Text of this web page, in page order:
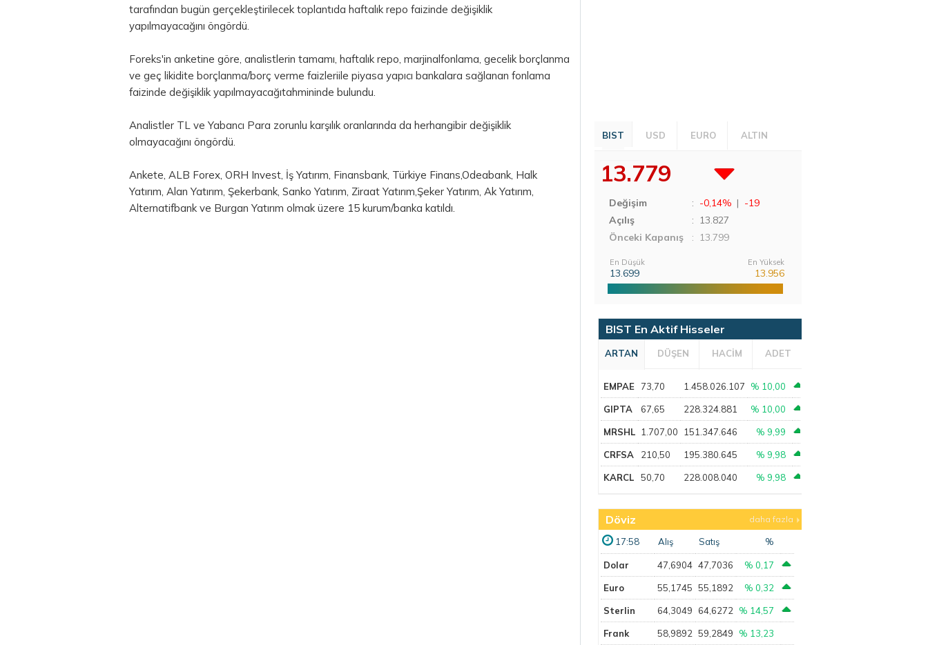
tarafından bugün gerçekleştirilecek toplantıda haftalık repo faizinde değişiklik
yapılmayacağını öngördü.
Foreks'in anketine göre, analistlerin tamamı, haftalık repo, marjinalfonlama, gecelik borçlanma
ve geç likidite borçlanma/borç verme faizleriile piyasa yapıcı bankalara sağlanan fonlama
faizinde değişiklik yapılmayacağıtahmininde bulundu.
Analistler TL ve Yabancı Para zorunlu karşılık oranlarında da herhangibir değişiklik
olmayacağını öngördü.
Ankete, ALB Forex, ORH Invest, İş Yatırım, Finansbank, Türkiye Finans,Odeabank, Halk
Yatırım, Alan Yatırım, Şekerbank, Sanko Yatırım, Ziraat Yatırım,Şeker Yatırım, Ak Yatırım,
Alternatifbank ve Burgan Yatırım olmak üzere 15 kurum/banka katıldı.
BIST USD EURO ALTIN
13.779
Değişim : -0,14% | -19
Açılış
: 13.827
Önceki Kapanış
: 13.799
En Düşük
13.699
En Yüksek
13.956
BIST En Aktif Hisseler
ARTAN DÜŞEN HACİM ADET
EMPAE 73,70 1.458.026.107 % 10,00
GIPTA 67,65 228.324.881 % 10,00
MRSHL 1.707,00 151.347.646 % 9,99
CRFSA 210,50 195.380.645 % 9,98
KARCL 50,70 228.008.040 % 9,98
Döviz daha fazla
17:58 Alış Satış %
Dolar 47,6904 47,7036 % 0,17
Euro 55,1745 55,1892 % 0,32
Sterlin 64,3049 64,6272 % 14,57
Frank 58,9892 59,2849 % 13,23